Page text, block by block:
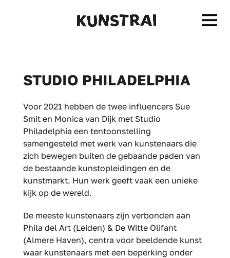
STUDIO PHILADELPHIA
Voor 2021 hebben de twee influencers Sue
Smit en Monica van Dijk met Studio
Philadelphia een tentoonstelling
samengesteld met werk van kunstenaars die
zich bewegen buiten de gebaande paden van
de bestaande kunstopleidingen en de
kunstmarkt. Hun werk geeft vaak een unieke
kijk op de wereld.
De meeste kunstenaars zijn verbonden aan
Phila del Art (Leiden) & De Witte Olifant
(Almere Haven), centra voor beeldende kunst
waar kunstenaars met een beperking onder